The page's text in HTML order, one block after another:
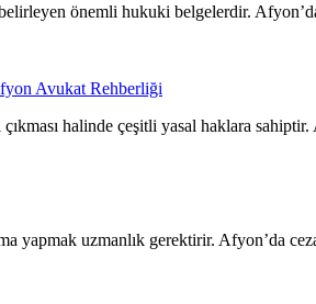
önemli hukuki belgelerdir.
Avukat Rehberliği
halinde çeşitli yasal haklara
yapmak uzmanlık gerektirir. Afyon’da